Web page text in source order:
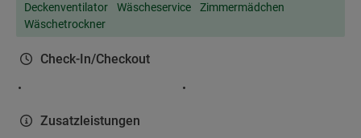
Deckenventilator Wäscheservice
Zimmermädchen
Wäschetrockner
Check-In/Checkout
Zusatzleistungen